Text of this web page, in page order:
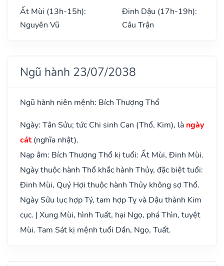
Ất Mùi (13h-15h):
Nguyên Vũ
Đinh Dậu (17h-19h):
Câu Trận
Ngũ hành 23/07/2038
Ngũ hành niên mệnh: Bích Thượng Thổ
Ngày: Tân Sửu; tức Chi sinh Can (Thổ, Kim), là ngày
cát(nghĩa nhật).
Nạp âm: Bích Thượng Thổ kị tuổi: Ất Mùi, Đinh Mùi.
Ngày thuộc hành Thổ khắc hành Thủy, đặc biệt tuổi:
Đinh Mùi, Quý Hợi thuộc hành Thủy không sợ Thổ.
Ngày Sửu lục hợp Tý, tam hợp Tỵ và Dậu thành Kim
cục. | Xung Mùi, hình Tuất, hại Ngọ, phá Thìn, tuyệt
Mùi. Tam Sát kị mệnh tuổi Dần, Ngọ, Tuất.